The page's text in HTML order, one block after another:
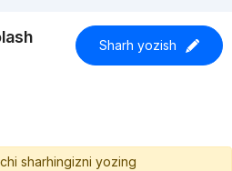
Sharh yozish
sharhingizni yozing